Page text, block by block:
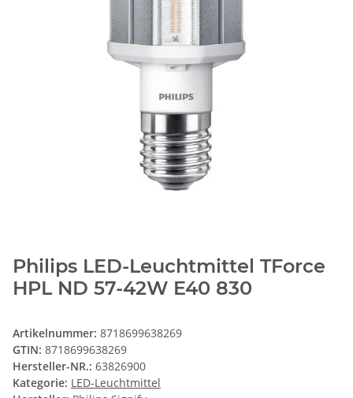
Philips LED-Leuchtmittel TForce
HPL ND 57-42W E40 830
Artikelnummer: 8718699638269
GTIN: 8718699638269
Hersteller-NR.: 63826900
Kategorie: LED-Leuchtmittel